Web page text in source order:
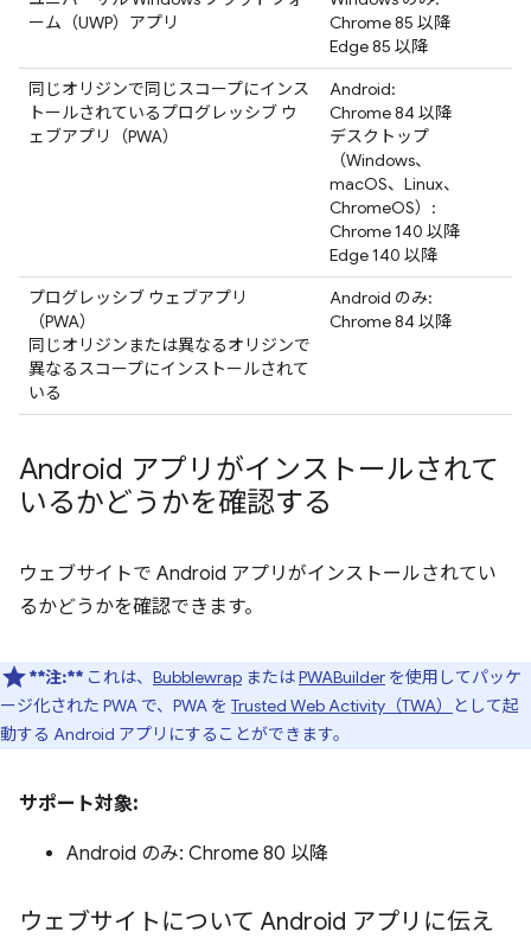
ーム（UWP）アプリ
Chrome 85 以降
Edge 85 以降
同じオリジンで同じスコープにインス
トールされているプログレッシブ ウ
ェブアプリ（PWA）
Android:
Chrome 84 以降
デスクトップ
（Windows、
macOS、Linux、
ChromeOS）:
Chrome 140 以降
Edge 140 以降
プログレッシブ ウェブアプリ
（PWA）
同じオリジンまたは異なるオリジンで
異なるスコープにインストールされて
いる
Android のみ:
Chrome 84 以降
Android アプリがインストールされて
いるかどうかを確認する
ウェブサイトで Android アプリがインストールされてい
るかどうかを確認できます。
**注:** これは、 Bubblewrap またはPWABuilder を使用してパッケ
ージ化された PWA で、PWA を Trusted Web Activity（TWA）
として起
動する Android アプリにすることができます。
サポート対象:
Android のみ: Chrome 80 以降
ウェブサイトについて Android アプリに伝え